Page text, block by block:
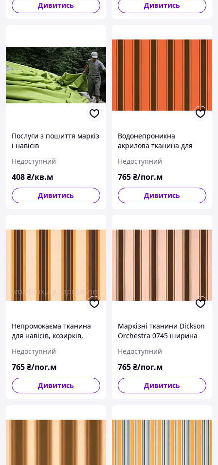
Дивитись Дивитись
Послуги з пошиття маркіз
і навісів
Недоступний
408₴/кв.м
Дивитись
Водонепроникна
акрилова тканина для
Недоступний
765₴/пог.м
Дивитись
Непромокаєма тканина
для навісів, козирків,
0842
Недоступний
765₴/пог.м
Дивитись
Маркізні тканини Dickson
Orchestra 0745 ширина
коричневий/персиковий
Недоступний
765₴/пог.м
Дивитись